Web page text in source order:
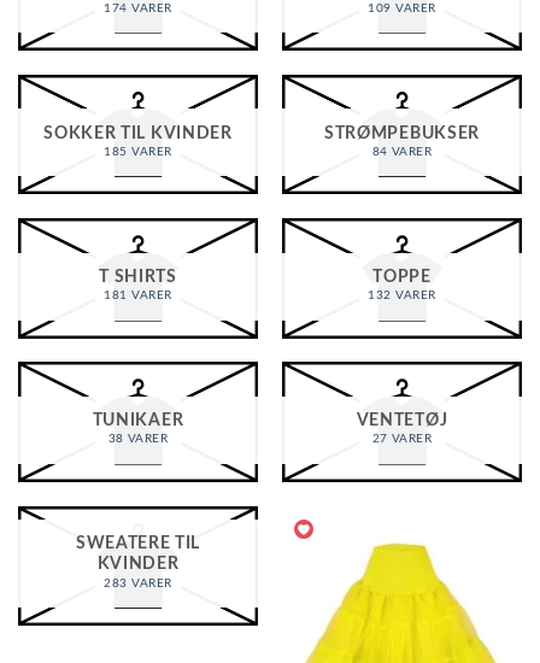
174 VARER 109 VARER
SOKKER TIL KVINDER
185 VARER
STRØMPEBUKSER
84 VARER
T SHIRTS
181 VARER
TOPPE
132 VARER
TUNIKAER
38 VARER
VENTETØJ
27 VARER
SWEATERE TIL
KVINDER
283 VARER